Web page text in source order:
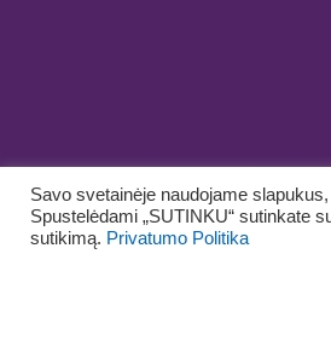
Autorinės teisės priklausoUAB
Savo svetainėje naudojame
Spustelėdami „SUTINKU“ sutinkate
sutikimą. Privatumo Politika